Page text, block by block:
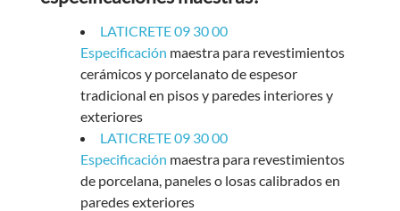
LATICRETE 09 30 00
Especificación maestra para revestimientos
cerámicos y porcelanato de espesor
tradicional en pisos y paredes interiores y
exteriores
LATICRETE 09 30 00
Especificación maestra para revestimientos
de porcelana, paneles o losas calibrados en
paredes exteriores